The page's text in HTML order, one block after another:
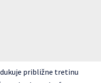
približne tretinu